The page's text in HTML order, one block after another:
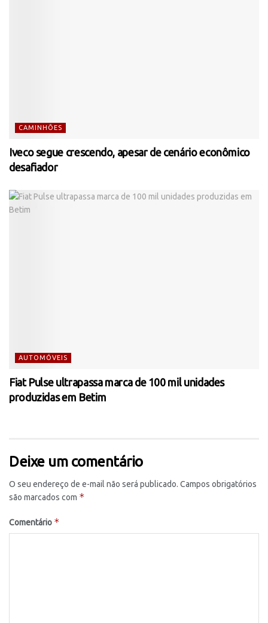
CAMINHÕES
Iveco segue crescendo, apesar de cenário econômico
desafiador
AUTOMÓVEIS
Fiat Pulse ultrapassa marca de 100 mil unidades
produzidas em Betim
Deixe um comentário
O seu endereço de e-mail não será publicado. Campos obrigatórios
são marcados com *
Comentário *